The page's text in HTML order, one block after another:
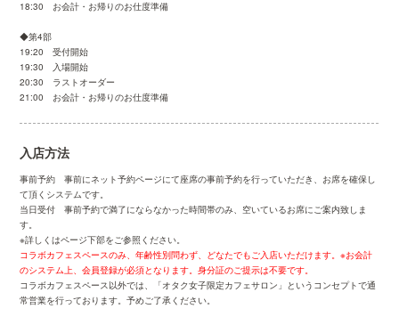
18:30 お会計・お帰りのお仕度準備
◆第4部
19:20 受付開始
19:30 入場開始
20:30 ラストオーダー
21:00 お会計・お帰りのお仕度準備
入店方法
事前予約 事前にネット予約ページにて座席の事前予約を行っていただき、お席を確保し
て頂くシステムです。
当日受付 事前予約で満了にならなかった時間帯のみ、空いているお席にご案内致しま
す。
※詳しくはページ下部をご参照ください。
コラボカフェスペースのみ、年齢性別問わず、どなたでもご入店いただけます。※お会計
のシステム上、会員登録が必須となります。身分証のご提示は不要です。
コラボカフェスペース以外では、「オタク女子限定カフェサロン」というコンセプトで通
常営業を行っております。予めご了承ください。